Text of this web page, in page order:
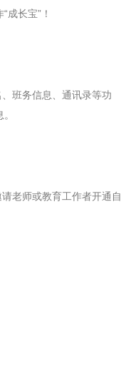
长宝”！
班务信息、通讯录等功
老师或教育工作者开通自